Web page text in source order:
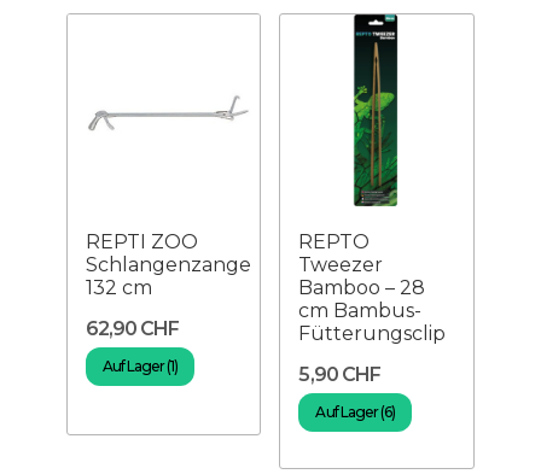
REPTI ZOO
Schlangenzange
132 cm
62,90 CHF
Auf Lager (1)
REPTO
Tweezer
Bamboo – 28
cm Bambus-
Fütterungsclip
5,90 CHF
Auf Lager (6)